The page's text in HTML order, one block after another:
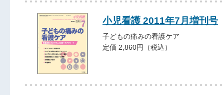
小児看護 2011年7月増刊号
子どもの痛みの看護ケア
定価 2,860円（税込）